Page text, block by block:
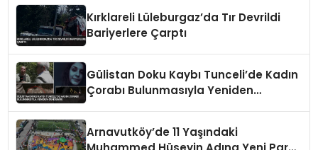
Kırklareli Lüleburgaz’da Tır Devrildi
Bariyerlere Çarptı
Gülistan Doku Kaybı Tunceli’de Kadın
Çorabı Bulunmasıyla Yeniden
Arnavutköy’de 11 Yaşındaki